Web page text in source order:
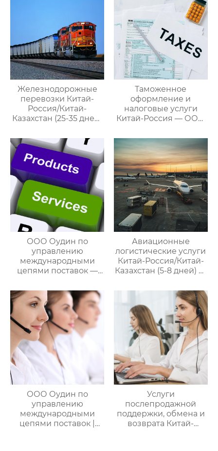
предлагающий
множество
эффективных
способов доставки
для удовлетворения
различных
потребностей
клиентов
Железнодорожные
перевозки Китай-
Россия/Китай-
Казахстан (25-35 дней)
управлению
международными
цепями поставок
Таможенное
оформление и
налоговые услуги
Китай-Россия — ООО
международными
цепями поставок
ООО Оудин по
управлению
международными
цепями поставок —
мире китайско-
российских закупок
Авиационные
логистические услуги
Китай-Россия/Китай-
Казахстан (5-8 дней) —
управлению
международными
цепями поставок
ООО Оудин по
управлению
международными
цепями поставок |
Услуги
послепродажной
поддержки, обмена и
возврата Китай-